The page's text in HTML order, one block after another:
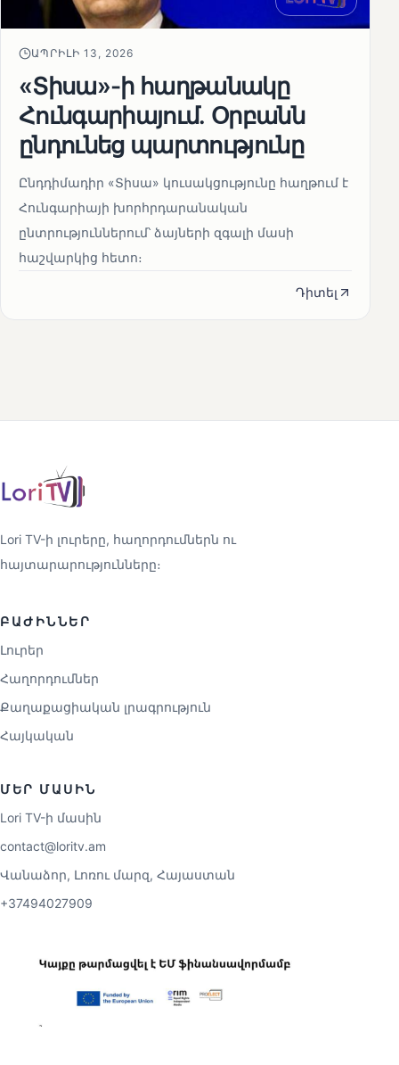
ԱՊՐԻԼԻ 13, 2026
«Տիսա»-ի հաղթանակը
Հունգարիայում․ Օրբանն
ընդունեց պարտությունը
Ընդդիմադիր «Տիսա» կուսակցությունը հաղթում է
Հունգարիայի խորհրդարանական
ընտրություններում՝ ձայների զգալի մասի
հաշվարկից հետո։
Դիտել
Lori TV-ի լուրերը, հաղորդումներն ու
հայտարարությունները։
ԲԱԺԻՆՆԵՐ
Լուրեր
Հաղորդումներ
Քաղաքացիական լրագրություն
Հայկական
ՄԵՐ ՄԱՍԻՆ
Lori TV-ի մասին
contact@loritv.am
Վանաձոր, Լոռու մարզ, Հայաստան
+37494027909